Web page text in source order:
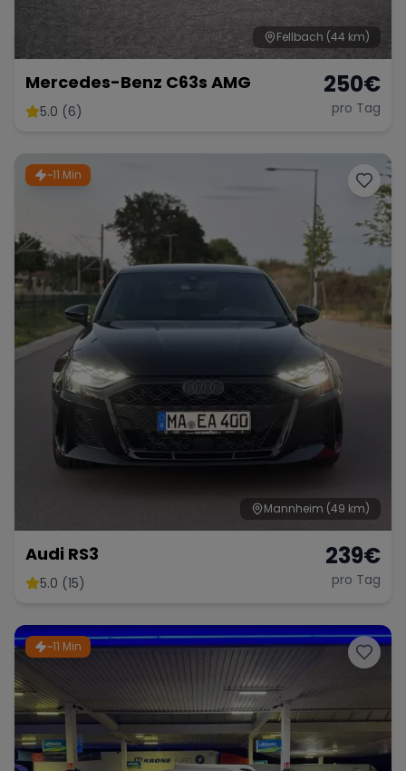
Fellbach (44 km)
Mercedes-Benz C63s AMG
5.0 (6)
250€
pro Tag
~11 Min
Mannheim (49 km)
Audi RS3
5.0 (15)
239€
pro Tag
~11 Min